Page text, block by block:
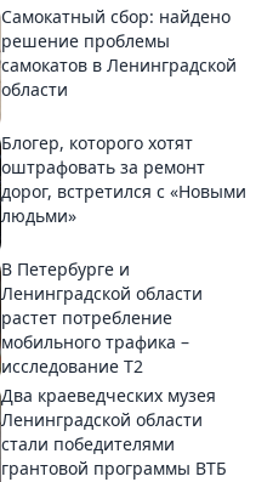
Самокатный сбор: найдено
решение проблемы
самокатов в Ленинградской
области
Блогер, которого хотят
оштрафовать за ремонт
дорог, встретился с «Новыми
людьми»
В Петербурге и
Ленинградской области
растет потребление
мобильного трафика –
исследование T2
Два краеведческих музея
Ленинградской области
стали победителями
грантовой программы ВТБ